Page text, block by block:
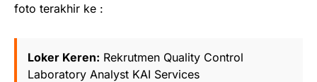
foto terakhir ke :
Loker Keren: Rekrutmen Quality Control
Laboratory Analyst KAI Services